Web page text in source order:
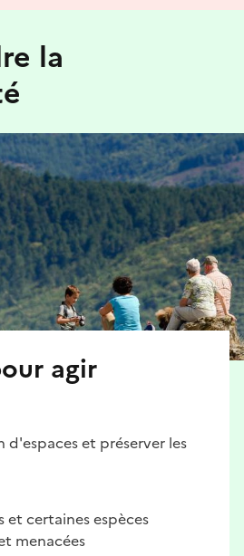
la
agir
d'espaces et préserver les
et certaines espèces
menacées